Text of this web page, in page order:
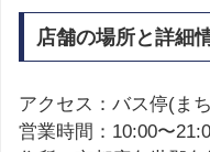
店舗の場所と詳細
アクセス：バス停(ま
営業時間：10:00〜